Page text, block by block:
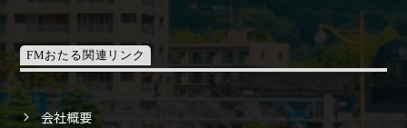
FMおたる関連リンク
会社概要